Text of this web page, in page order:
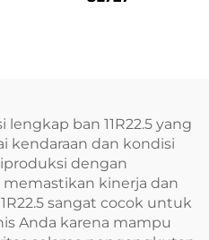
ban 11R22.5 yang
kendaraan dan kondisi
dengan
kinerja dan
sangat cocok untuk
Anda karena mampu